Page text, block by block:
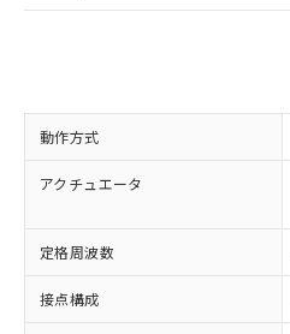
動作方式
アクチュエータ
定格周波数
接点構成